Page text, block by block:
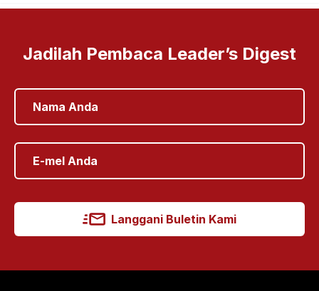
Jadilah Pembaca Leader’s Digest
Langgani Buletin Kami